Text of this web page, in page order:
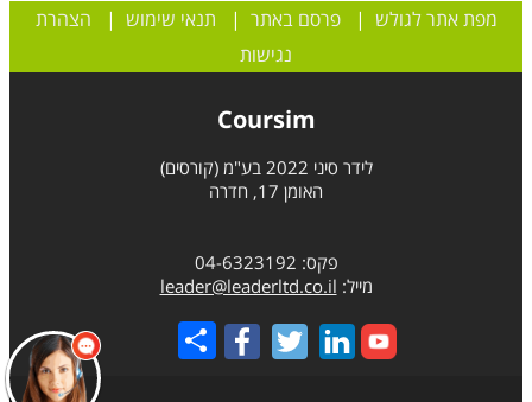
מפת אתר לגולש |פרסם באתר | תנאי שימוש | הצהרת
נגישות
Coursim
לידר סיני 2022 בע"מ (קורסים)
האומן 17, חדרה
פקס: 04-6323192
מייל: leader@leaderltd.co.il
Share